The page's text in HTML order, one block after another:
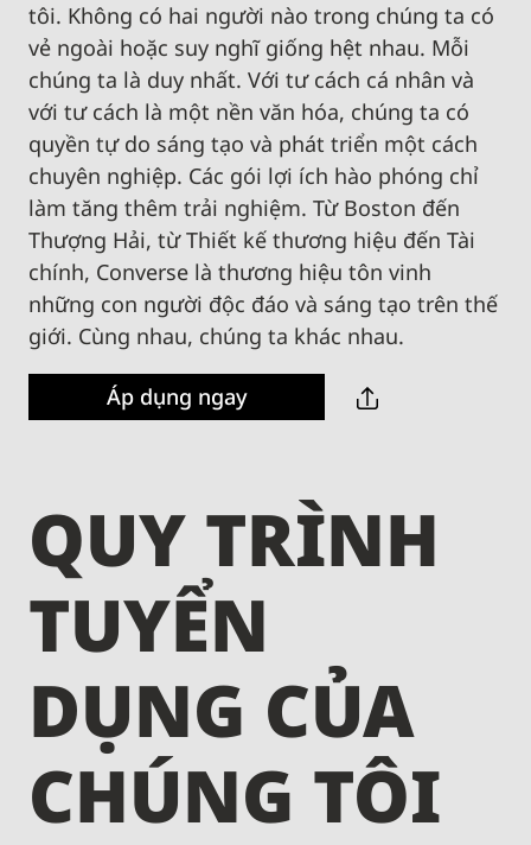
tôi. Không có hai người nào trong chúng ta có
vẻ ngoài hoặc suy nghĩ giống hệt nhau. Mỗi
chúng ta là duy nhất. Với tư cách cá nhân và
với tư cách là một nền văn hóa, chúng ta có
quyền tự do sáng tạo và phát triển một cách
chuyên nghiệp. Các gói lợi ích hào phóng chỉ
làm tăng thêm trải nghiệm. Từ Boston đến
Thượng Hải, từ Thiết kế thương hiệu đến Tài
chính, Converse là thương hiệu tôn vinh
những con người độc đáo và sáng tạo trên thế
giới. Cùng nhau, chúng ta khác nhau.
Áp dụng ngay
QUY TRÌNH
TUYỂN
DỤNG CỦA
CHÚNG TÔI